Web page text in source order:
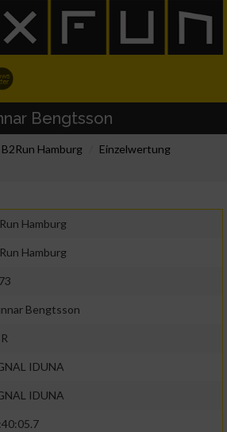
Bengtsson
B2Run Hamburg
Einzelwertung
Hamburg
Hamburg
Bengtsson
IDUNA
IDUNA